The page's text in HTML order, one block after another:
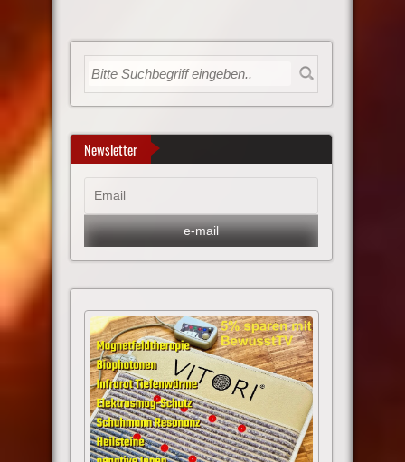
Newsletter